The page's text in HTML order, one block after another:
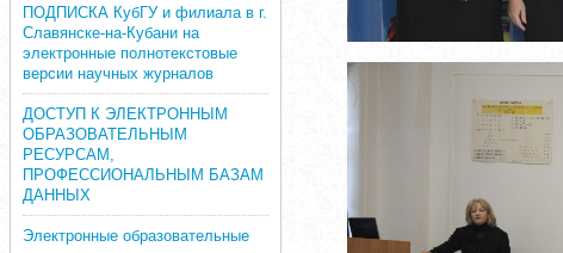
ПОДПИСКА КубГУ и филиала в г.
Славянске-на-Кубани на
электронные полнотекстовые
версии научных журналов
ДОСТУП К ЭЛЕКТРОННЫМ
ОБРАЗОВАТЕЛЬНЫМ
РЕСУРСАМ,
ПРОФЕССИОНАЛЬНЫМ БАЗАМ
ДАННЫХ
Электронные образовательные